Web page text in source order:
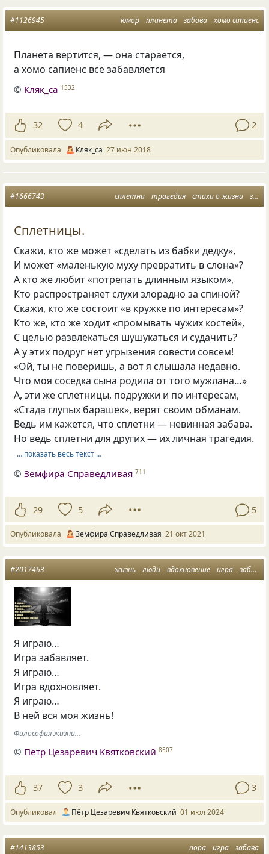
юмор планета забава хомо сапиенс
#1126945
Планета вертится, — она старается,
а хомо сапиенс всё забавляется
© Кляк_са 1532
32 4 2
Опубликовала Кляк_са 27 июн 2018
сплетни трагедия стихи о жизни забава
#1666743
Сплетницы.
Скажи, кто же может «сделать из бабки дедку»,
И может «маленькую муху превратить в слона»?
А кто же любит «потрепать длинным языком»,
Кто распространяет слухи злорадно за спиной?
Скажи, кто же состоит «в кружке по интересам»?
Кто же, кто же ходит «промывать чужих костей»,
С целью развлекаться шушукаться и судачить?
А у этих подруг нет угрызения совести совсем!
«Ой, ты не поверишь, а вот я слышала недавно.
Что моя соседка сына родила от того мужлана…»
А, эти же сплетницы, подружки и по интересам,
«Стада глупых барашек», верят своим обманам.
Ведь им кажется, что сплетни — невинная забава.
Но ведь сплетни для других — их личная трагедия.
… показать весь текст …
©Земфира Справедливая 711
29 5 5
Опубликовала Земфира Справедливая 21 окт 2021
жизнь люди вдохновение игра забава
#2017463
Я играю…
Игра забавляет.
Я играю…
Игра вдохновляет.
Я играю…
В ней вся моя жизнь!
Философия жизни...
© Пётр Цезаревич Квятковский 8507
37 3 3
Опубликовал Пётр Цезаревич Квятковский 01 июл 2024
пора игра забава
#1413853